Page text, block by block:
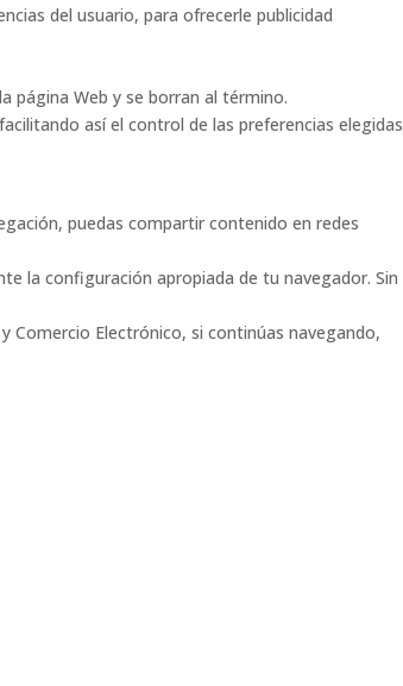
del usuario, para ofrecerle publicidad
página Web y se borran al término.
así el control de las preferencias elegidas
puedas compartir contenido en redes
la configuración apropiada de tu navegador. Sin
Comercio Electrónico, si continúas navegando,